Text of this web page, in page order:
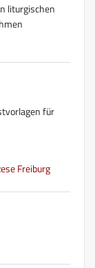
liturgischen
für
Freiburg